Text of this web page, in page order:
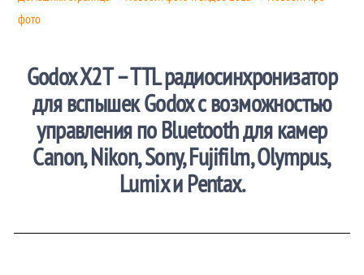
фото
Godox X2T – TTL радиосинхронизатор
для вспышек Godox с возможностью
управления по Bluetooth для камер
Canon, Nikon, Sony, Fujifilm, Olympus,
Lumix и Pentax.